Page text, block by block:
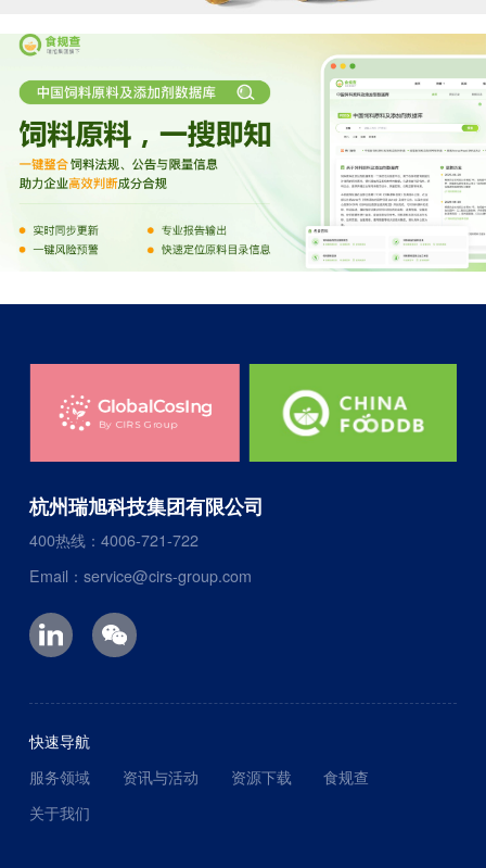
杭州瑞旭科技集团有限公司
400热线：4006-721-722
Email：service@cirs-group.com
快速导航
服务领域
资讯与活动 资源下载
食规查
关于我们